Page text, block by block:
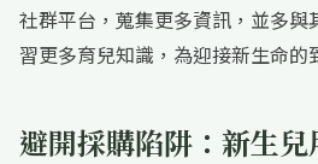
社群平台，蒐集更多資訊，並多與
習更多育兒知識，為迎接新生命的
避開採購陷阱：新生